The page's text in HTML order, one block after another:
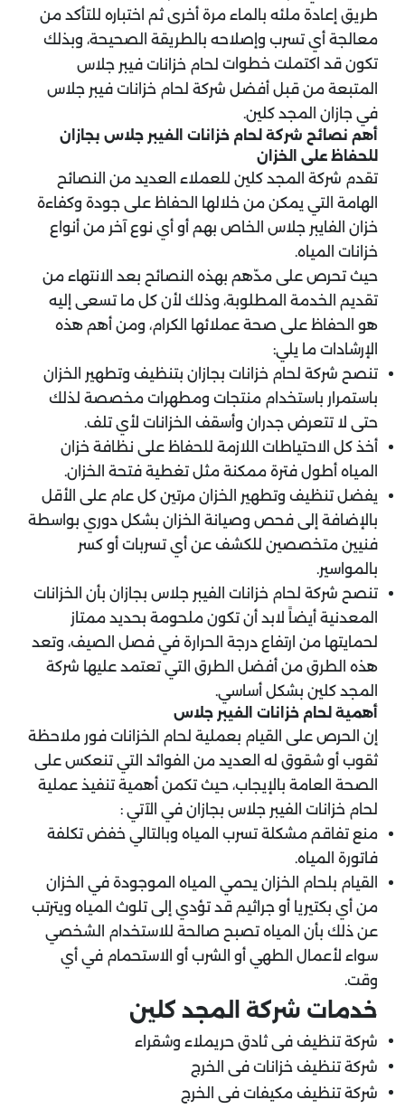
طريق إعادة ملئه بالماء مرة أخرى ثم اختباره للتأكد من
معالجة أي تسرب وإصلاحه بالطريقة الصحيحة، وبذلك
تكون قد اكتملت خطوات لحام خزانات فيبر جلاس
المتبعة من قبل أفضل شركة لحام خزانات فيبر جلاس
في جازان المجد كلين.
أهم نصائح شركة لحام خزانات الفيبر جلاس بجازان
للحفاظ على الخزان
تقدم شركة المجد كلين للعملاء العديد من النصائح
الهامة التي يمكن من خلالها الحفاظ على جودة وكفاءة
خزان الفايبر جلاس الخاص بهم أو أي نوع آخر من أنواع
خزانات المياه.
حيث تحرص على مدّهم بهذه النصائح بعد الانتهاء من
تقديم الخدمة المطلوبة، وذلك لأن كل ما تسعى إليه
هو الحفاظ على صحة عملائها الكرام، ومن أهم هذه
الإرشادات ما يلي:
تنصح شركة لحام خزانات بجازان بتنظيف وتطهير الخزان
باستمرار باستخدام منتجات ومطهرات مخصصة لذلك
حتى لا تتعرض جدران وأسقف الخزانات لأي تلف.
أخذ كل الاحتياطات اللازمة للحفاظ على نظافة خزان
المياه أطول فترة ممكنة مثل تغطية فتحة الخزان.
يفضل تنظيف وتطهير الخزان مرتين كل عام على الأقل
بالإضافة إلى فحص وصيانة الخزان بشكل دوري بواسطة
فنيين متخصصين للكشف عن أي تسربات أو كسر
بالمواسير.
تنصح شركة لحام خزانات الفيبر جلاس بجازان بأن الخزانات
المعدنية أيضاً لابد أن تكون ملحومة بحديد ممتاز
لحمايتها من ارتفاع درجة الحرارة في فصل الصيف، وتعد
هذه الطرق من أفضل الطرق التي تعتمد عليها شركة
المجد كلين بشكل أساسي.
أهمية لحام خزانات الفيبر جلاس
إن الحرص على القيام بعملية لحام الخزانات فور ملاحظة
ثقوب أو شقوق له العديد من الفوائد التي تنعكس على
الصحة العامة بالإيجاب، حيث تكمن أهمية تنفيذ عملية
لحام خزانات الفيبر جلاس بجازان في الآتي :
منع تفاقم مشكلة تسرب المياه وبالتالي خفض تكلفة
فاتورة المياه.
القيام بلحام الخزان يحمي المياه الموجودة في الخزان
من أي بكتيريا أو جراثيم قد تؤدي إلى تلوث المياه ويترتب
عن ذلك بأن المياه تصبح صالحة للاستخدام الشخصي
سواء لأعمال الطهي أو الشرب أو الاستحمام في أي
وقت.
خدمات شركة المجد كلين
شركة تنظيف فى ثادق حريملاء وشقراء
شركة تنظيف خزانات فى الخرج
شركة تنظيف مكيفات فى الخرج